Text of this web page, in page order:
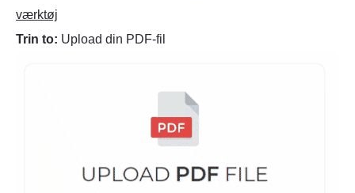
værktøj
Trin to: Upload din PDF-fil